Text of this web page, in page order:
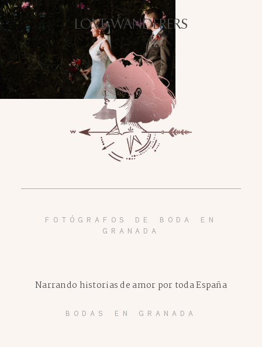
LOVE WANDERERS
FOTÓGRAFOS DE BODA EN
GRANADA
BODAS EN GRANADA
Narrando historias de amor por toda España